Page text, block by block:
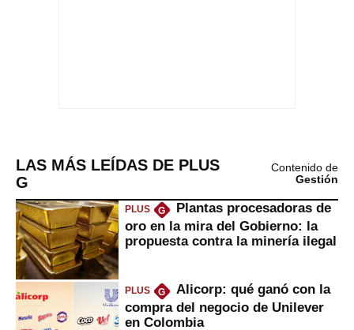
LAS MÁS LEÍDAS DE PLUS
G
Contenido de
Gestión
PLUS G
Plantas procesadoras de
oro en la mira del Gobierno: la
propuesta contra la minería ilegal
PLUS G
Alicorp: qué ganó con la
compra del negocio de Unilever
en Colombia